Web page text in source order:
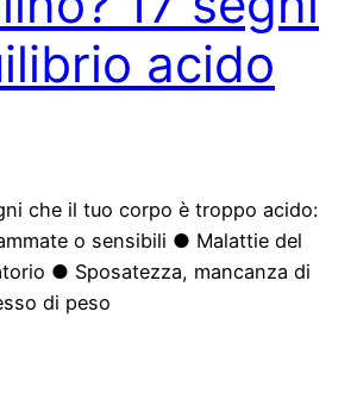
acido
che il tuo corpo è troppo acido:
o sensibili ● Malattie del
● Sposatezza, mancanza di
di peso